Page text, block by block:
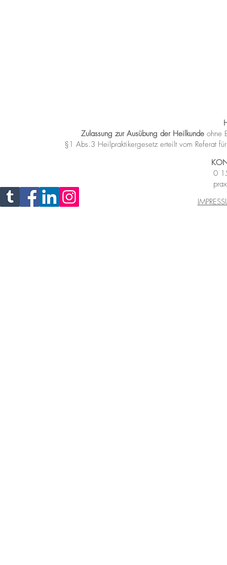
Zulassung zur Ausübung der Heilkunde ohne
§1 Abs.3 Heilpraktikergesetz erteilt vom Referat
0